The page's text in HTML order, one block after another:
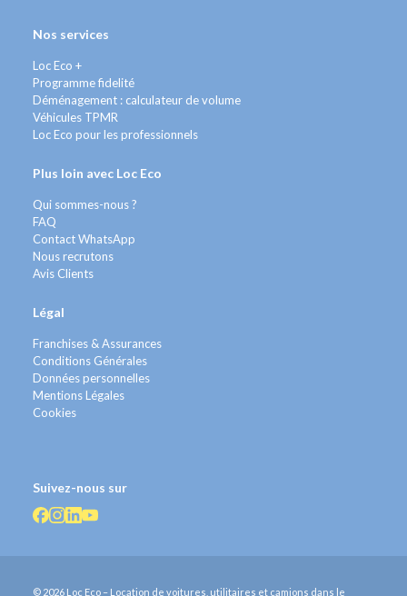
Nos services
Loc Eco +
Programme fidelité
Déménagement : calculateur de volume
Véhicules TPMR
Loc Eco pour les professionnels
Plus loin avec Loc Eco
Qui sommes-nous ?
FAQ
Contact WhatsApp
Nous recrutons
Avis Clients
Légal
Franchises & Assurances
Conditions Générales
Données personnelles
Mentions Légales
Cookies
Suivez-nous sur
© 2026 Loc Eco – Location de voitures, utilitaires et camions dans le